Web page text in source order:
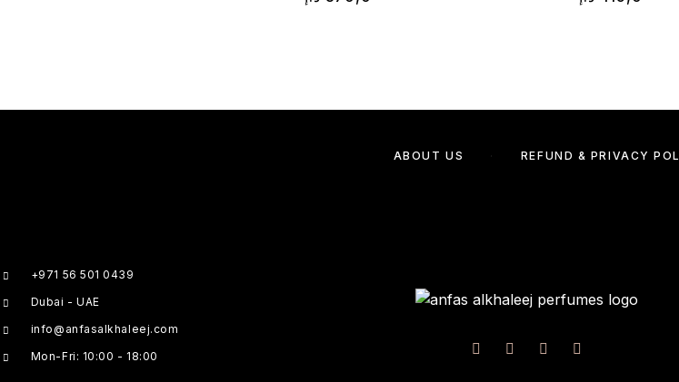
ABOUT US REFUND & PRIVACY
+971 56 501 0439
Dubai - UAE
info@anfasalkhaleej.com
Mon-Fri: 10:00 - 18:00